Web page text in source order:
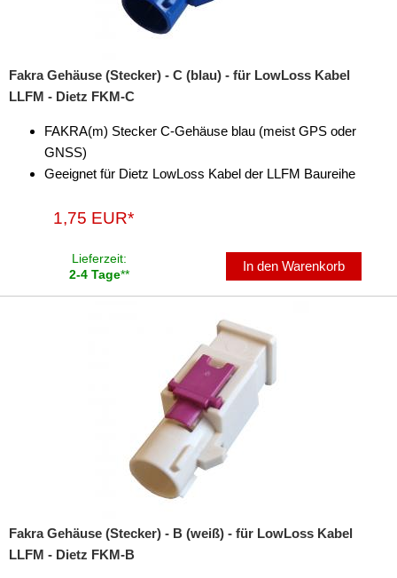
Ersatzteile
Fahrzeughalter
Fernbedienungen
Frequenzweichen
Lautsprechereinbauset
Lenkradadapter
Fakra Gehäuse (Stecker) - C (blau) - für LowLoss Kabel
LLFM - Dietz FKM-C
FAKRA(m) Stecker C-Gehäuse blau (meist GPS oder
GNSS)
Geeignet für Dietz LowLoss Kabel der LLFM Baureihe
1,75 EUR*
Lieferzeit:
2-4 Tage**
In den Warenkorb
Fakra Gehäuse (Stecker) - B (weiß) - für LowLoss Kabel
LLFM - Dietz FKM-B